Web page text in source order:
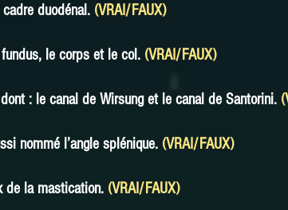
duodénal. (VRAI/FAUX)
le corps et le col. (VRAI/FAUX)
: le canal de Wirsung et le canal de Santorini.
nommé l’angle splénique. (VRAI/FAUX)
de la mastication. (VRAI/FAUX)